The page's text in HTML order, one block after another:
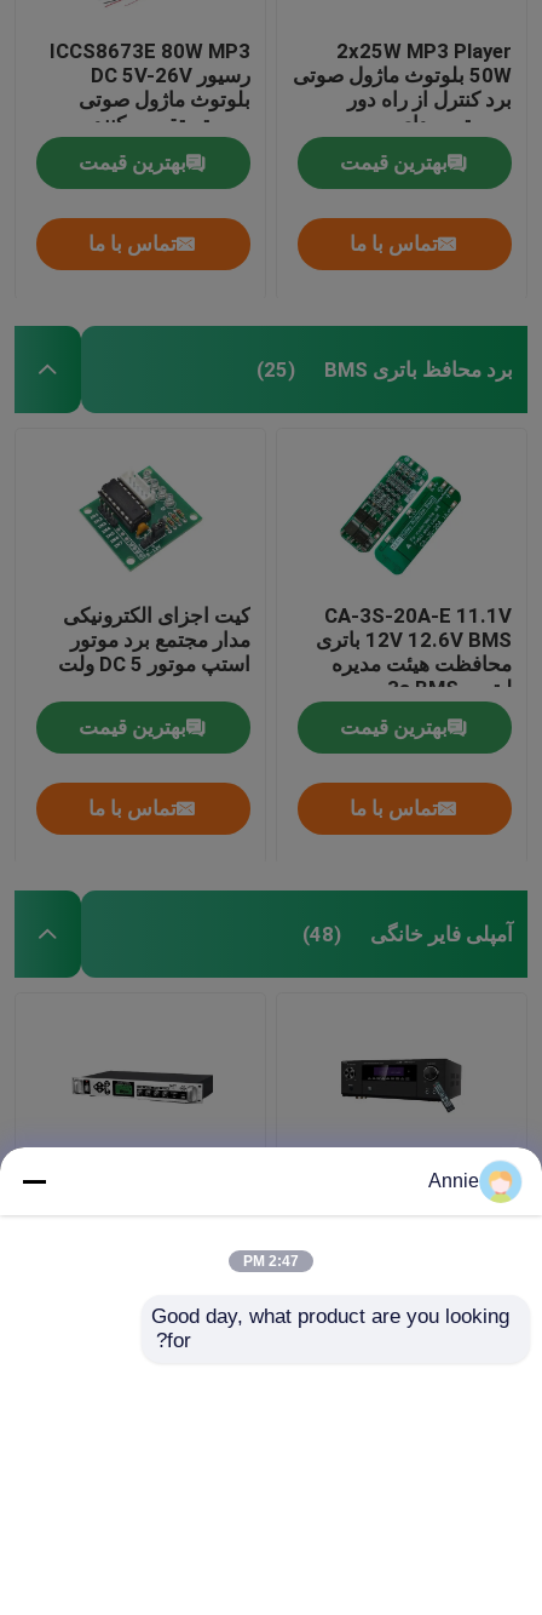
2x25W MP3 Player
50W بلوتوث ماژول صوتی
برد کنترل از راه دور
سیستم صدای بی سیم
بهترین قیمت
تماس با ما
ICCS8673E 80W MP3
رسیور DC 5V-26V
بلوتوث ماژول صوتی
سیستم تقویت کننده
قدرت برد
بهترین قیمت
تماس با ما
برد محافظ باتری BMS (25)
CA-3S-20A-E 11.1V
12V 12.6V BMS باتری
محافظت هیئت مدیره
لیتیوم 3s BMS
بهترین قیمت
تماس با ما
کیت اجزای الکترونیکی
مدار مجتمع برد موتور
استپ موتور DC 5 ولت
بهترین قیمت
تماس با ما
آمپلی فایر خانگی (48)
آمپلی فایر قدرت حرفه ای
آمپلی‌فایر ستونی فلزی
بیرونی
Annie
2:47 PM
Good day, what product are you looking
for?